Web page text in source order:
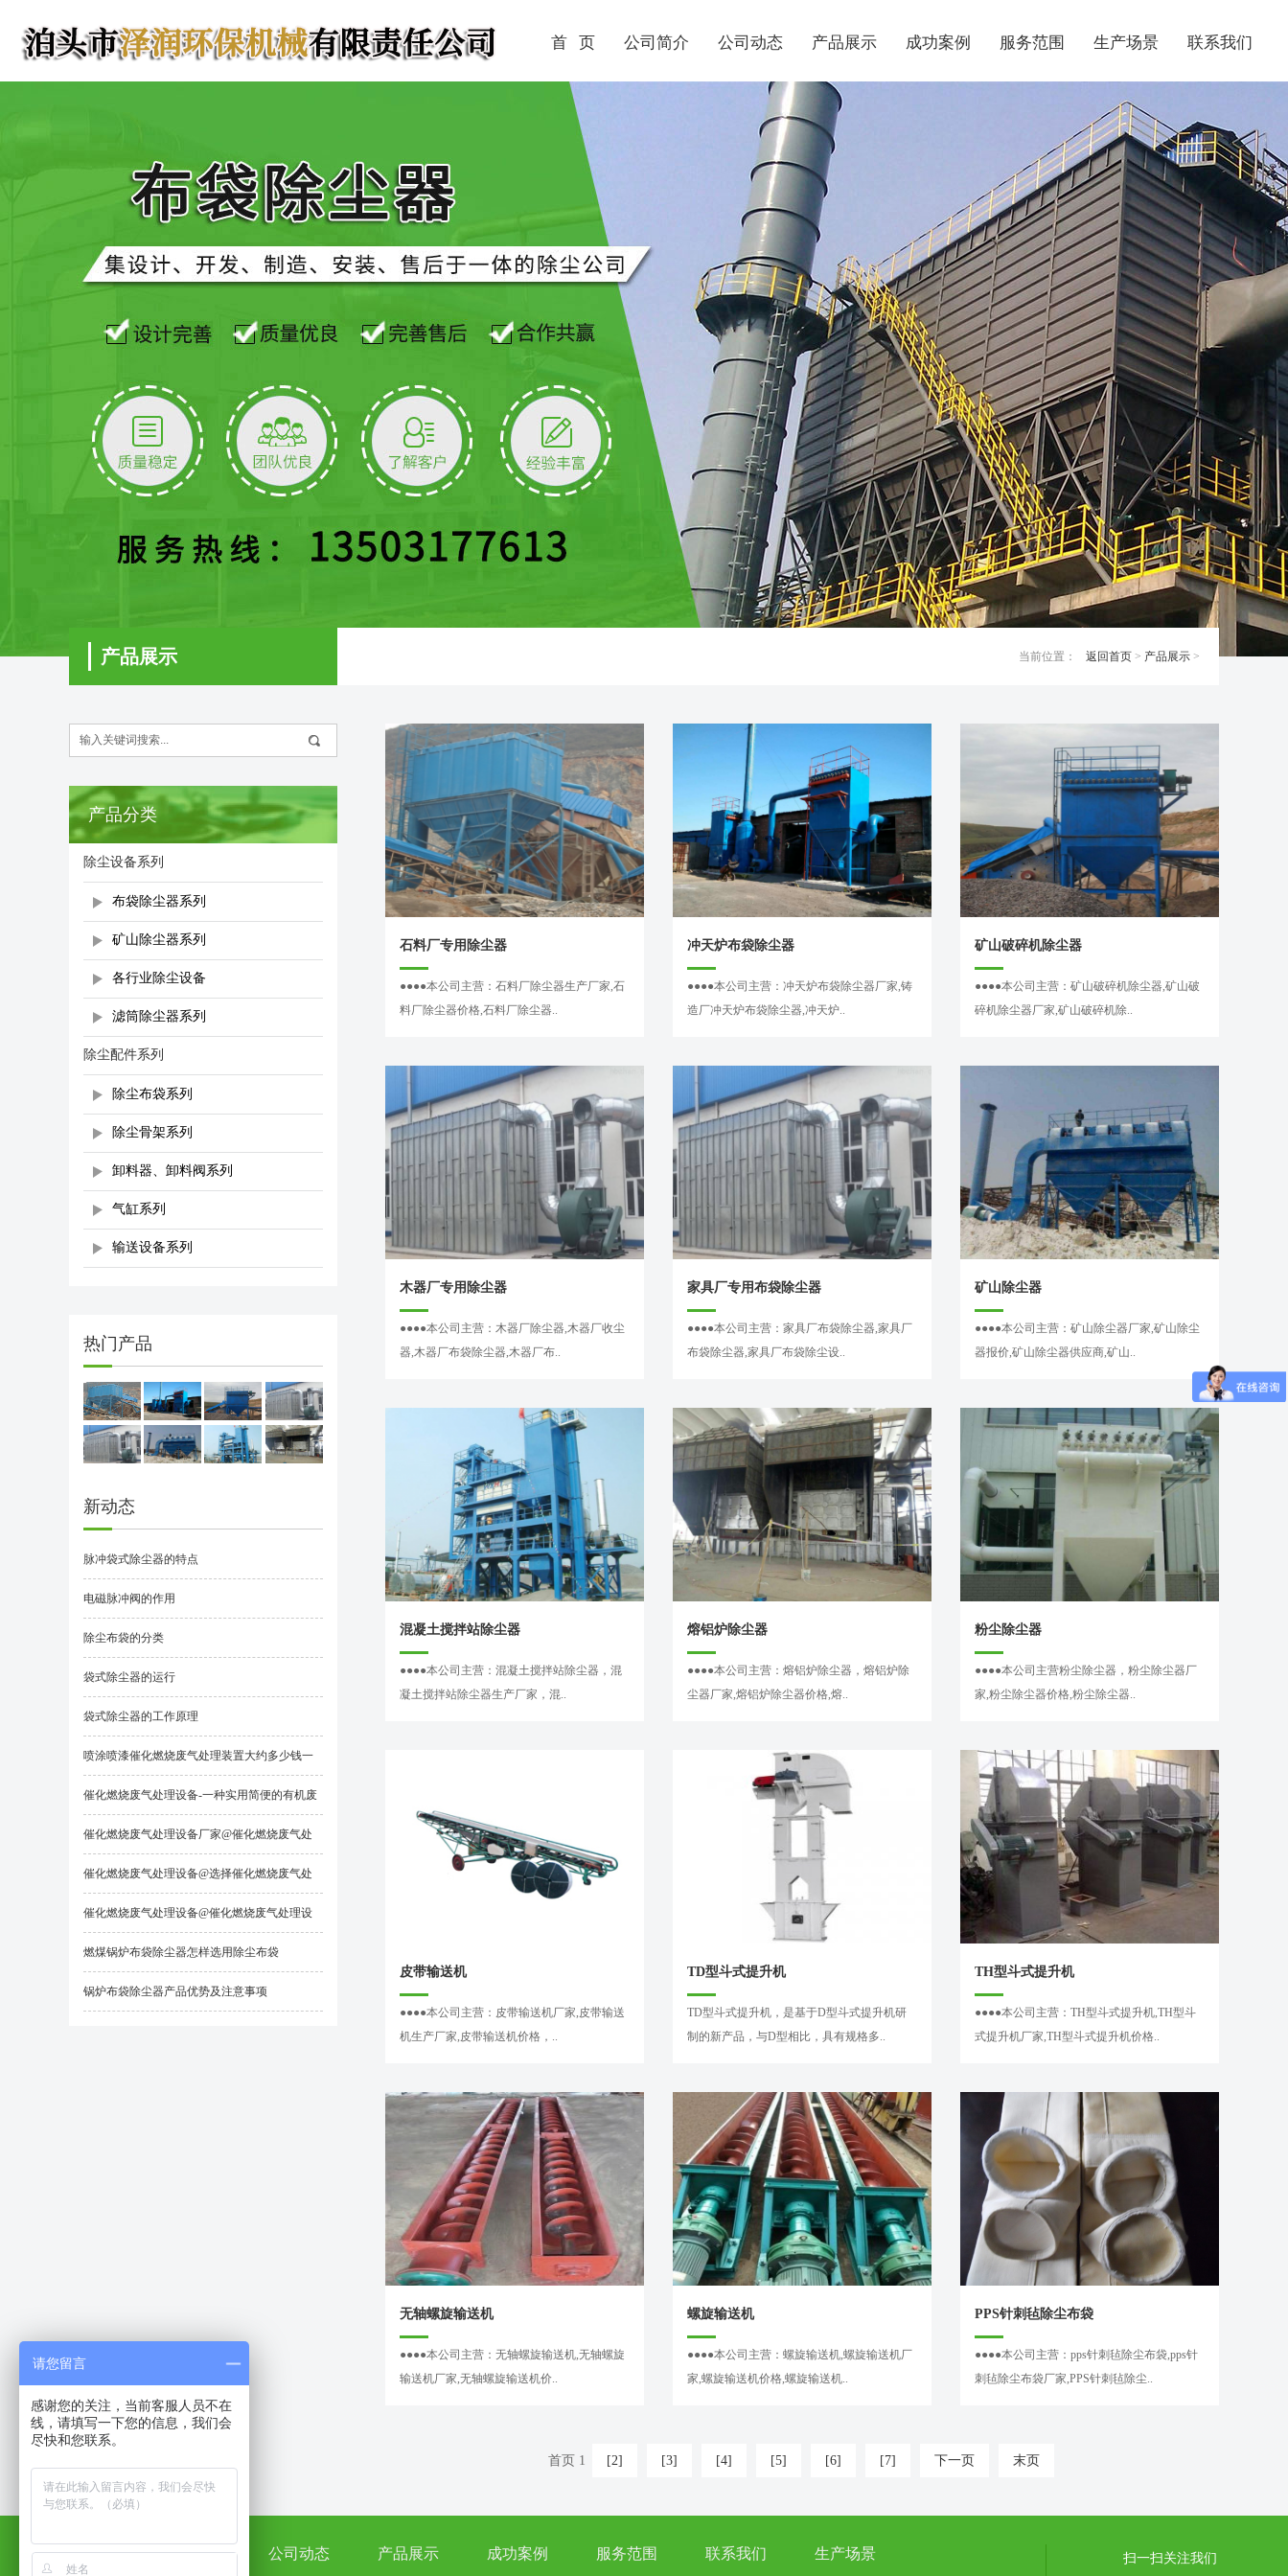
首 页 公司简介 公司动态 产品展示 成功案例 服务范围 生产场景 联系我们
产品展示 当前位置： 返回首页 > 产品展示 >
产品分类
除尘设备系列
布袋除尘器系列
矿山除尘器系列
各行业除尘设备
滤筒除尘器系列
除尘配件系列
除尘布袋系列
除尘骨架系列
卸料器、卸料阀系列
气缸系列
输送设备系列
热门产品
新动态
脉冲袋式除尘器的特点
电磁脉冲阀的作用
除尘布袋的分类
袋式除尘器的运行
袋式除尘器的工作原理
喷涂喷漆催化燃烧废气处理装置大约多少钱一
套？
催化燃烧废气处理设备-一种实用简便的有机废
气净化处理技术
催化燃烧废气处理设备厂家@催化燃烧废气处
理设备厂家哪家好
催化燃烧废气处理设备@选择催化燃烧废气处
理设备时要注意什么
催化燃烧废气处理设备@催化燃烧废气处理设
备工作原理是什么？
燃煤锅炉布袋除尘器怎样选用除尘布袋
锅炉布袋除尘器产品优势及注意事项
石料厂专用除尘器
●●●●本公司主营：石料厂除尘器生产厂家,石
料厂除尘器价格,石料厂除尘器..
冲天炉布袋除尘器
●●●●本公司主营：冲天炉布袋除尘器厂家,铸
造厂冲天炉布袋除尘器,冲天炉..
矿山破碎机除尘器
●●●●本公司主营：矿山破碎机除尘器,矿山破
碎机除尘器厂家,矿山破碎机除..
木器厂专用除尘器
●●●●本公司主营：木器厂除尘器,木器厂收尘
器,木器厂布袋除尘器,木器厂布..
家具厂专用布袋除尘器
●●●●本公司主营：家具厂布袋除尘器,家具厂
布袋除尘器,家具厂布袋除尘设..
矿山除尘器
●●●●本公司主营：矿山除尘器厂家,矿山除尘
器报价,矿山除尘器供应商,矿山..
混凝土搅拌站除尘器
●●●●本公司主营：混凝土搅拌站除尘器，混
凝土搅拌站除尘器生产厂家，混..
熔铝炉除尘器
●●●●本公司主营：熔铝炉除尘器，熔铝炉除
尘器厂家,熔铝炉除尘器价格,熔..
粉尘除尘器
●●●●本公司主营粉尘除尘器，粉尘除尘器厂
家,粉尘除尘器价格,粉尘除尘器..
皮带输送机
●●●●本公司主营：皮带输送机厂家,皮带输送
机生产厂家,皮带输送机价格，..
TD型斗式提升机
TD型斗式提升机，是基于D型斗式提升机研
制的新产品，与D型相比，具有规格多..
TH型斗式提升机
●●●●本公司主营：TH型斗式提升机,TH型斗
式提升机厂家,TH型斗式提升机价格..
无轴螺旋输送机
●●●●本公司主营：无轴螺旋输送机,无轴螺旋
输送机厂家,无轴螺旋输送机价..
螺旋输送机
●●●●本公司主营：螺旋输送机,螺旋输送机厂
家,螺旋输送机价格,螺旋输送机..
PPS针刺毡除尘布袋
●●●●本公司主营：pps针刺毡除尘布袋,pps针
刺毡除尘布袋厂家,PPS针刺毡除尘..
首页 1 [2] [3] [4] [5] [6] [7] 下一页 末页
首 页 公司简介 公司动态 产品展示 成功案例 服务范围 联系我们 生产场景 扫一扫关注我们
请您留言
感谢您的关注，当前客服人员不在
线，请填写一下您的信息，我们会
尽快和您联系。